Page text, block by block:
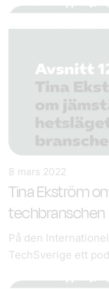
8 mars 2022
Tina Ekström
techbranschen
På den
TechSverige ett